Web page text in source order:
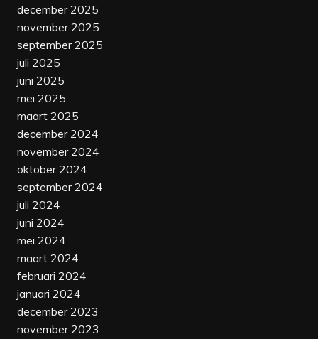
december 2025
november 2025
september 2025
juli 2025
juni 2025
mei 2025
maart 2025
december 2024
november 2024
oktober 2024
september 2024
juli 2024
juni 2024
mei 2024
maart 2024
februari 2024
januari 2024
december 2023
november 2023